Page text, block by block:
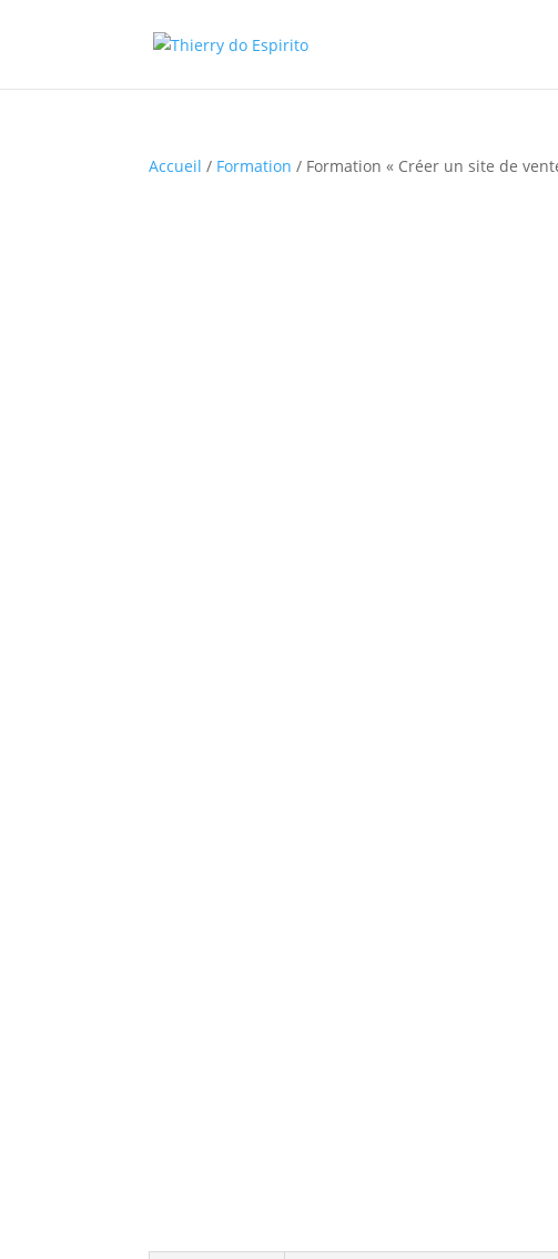
Accueil / Formation / Formation « Créer un site de